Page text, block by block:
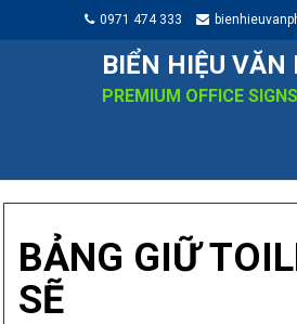
0971 474 333
BIỂN HIỆU VĂN
PREMIUM OFFICE
BẢNG GIỮ
SẼ